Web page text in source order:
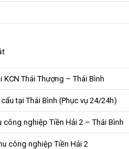
KCN Thái Thượng – Thái Bình
tại Thái Bình (Phục vụ 24/24h)
công nghiệp Tiền Hải 2 – Thái Bình
công nghiệp Tiền Hải 2